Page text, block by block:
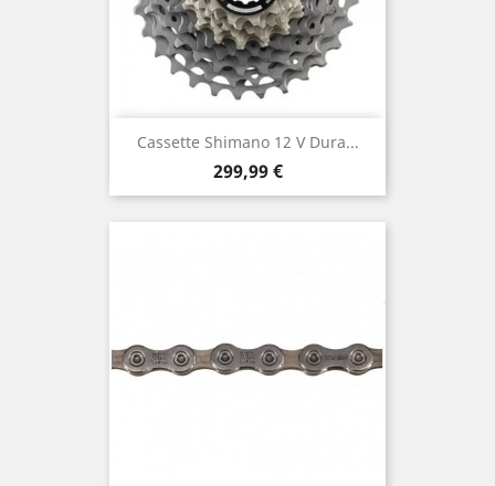
Cassette Shimano 12 V Dura...
Prix
299,99 €